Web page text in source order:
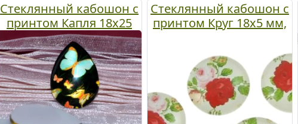
Стеклянный кабошон с
принтом Капля 18х25
мм, черный с
бабочками, 1 шт
Стеклянный кабошон с
принтом Круг 18х5 мм,
розы, 1 шт